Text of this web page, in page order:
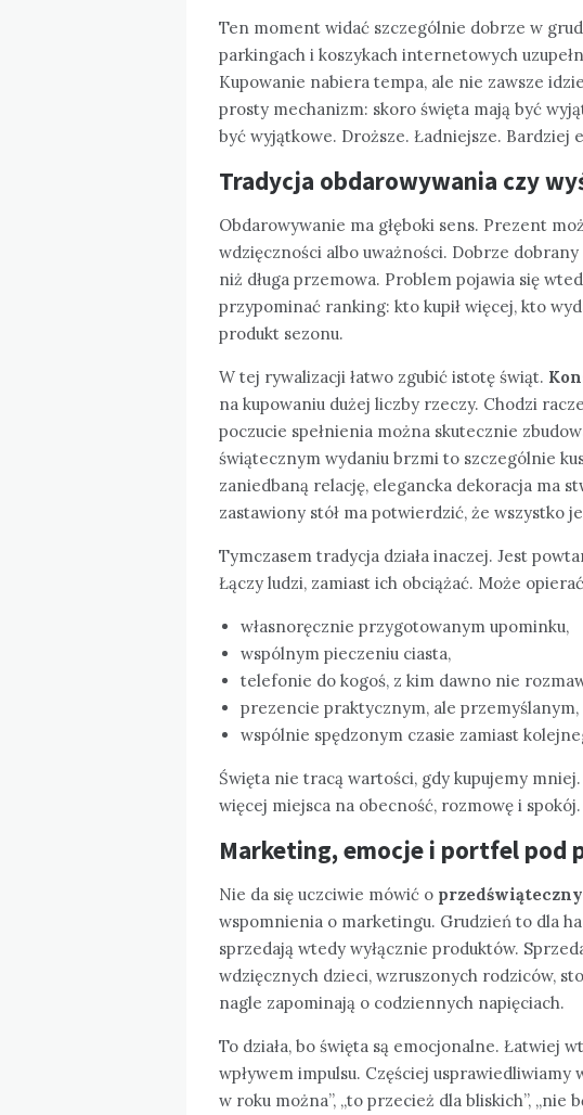
Ten moment widać szczególnie dobrze w
parkingach i koszykach internetowych
Kupowanie nabiera tempa, ale nie zawsze
prosty mechanizm: skoro święta mają być
być wyjątkowe. Droższe. Ładniejsze. Bardziej
Tradycja obdarowywania czy
Obdarowywanie ma głęboki sens. Prezent
wdzięczności albo uważności. Dobrze
niż długa przemowa. Problem pojawia się
przypominać ranking: kto kupił więcej, kto
produkt sezonu.
W tej rywalizacji łatwo zgubić istotę świąt.
na kupowaniu dużej liczby rzeczy. Chodzi
poczucie spełnienia można skutecznie
świątecznym wydaniu brzmi to szczególnie
zaniedbaną relację, elegancka dekoracja ma
zastawiony stół ma potwierdzić, że wszystko
Tymczasem tradycja działa inaczej. Jest
Łączy ludzi, zamiast ich obciążać. Może
własnoręcznie przygotowanym upominku,
wspólnym pieczeniu ciasta,
telefonie do kogoś, z kim dawno nie
prezencie praktycznym, ale przemyślanym,
wspólnie spędzonym czasie zamiast
Święta nie tracą wartości, gdy kupujemy
więcej miejsca na obecność, rozmowę i spokój.
Marketing, emocje i portfel pod
Nie da się uczciwie mówić o
wspomnienia o marketingu. Grudzień to dla
sprzedają wtedy wyłącznie produktów.
wdzięcznych dzieci, wzruszonych rodziców,
nagle zapominają o codziennych napięciach.
To działa, bo święta są emocjonalne. Łatwiej
wpływem impulsu. Częściej usprawiedliwiamy
w roku można”, „to przecież dla bliskich”, „nie